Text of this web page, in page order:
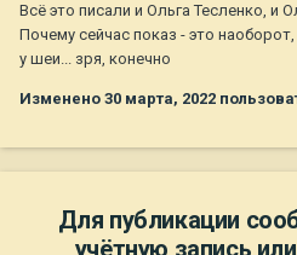
Всё это писали и Ольга Тесленко, и
Почему сейчас показ - это
у шеи... зря, конечно
Изменено 30 марта, 2022
Для публикации